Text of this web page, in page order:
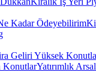
Kadar Ödeyebilirim
Geliri Yüksek
KonutlarYatırımlık